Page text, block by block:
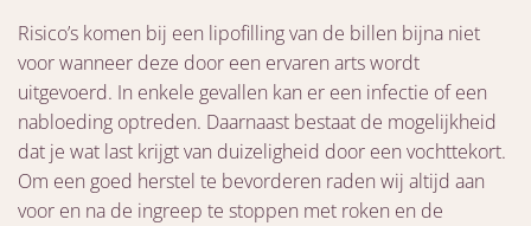
Risico’s komen bij een lipofilling van de billen bijna niet
voor wanneer deze door een ervaren arts wordt
uitgevoerd. In enkele gevallen kan er een infectie of een
nabloeding optreden. Daarnaast bestaat de mogelijkheid
dat je wat last krijgt van duizeligheid door een vochttekort.
Om een goed herstel te bevorderen raden wij altijd aan
voor en na de ingreep te stoppen met roken en de